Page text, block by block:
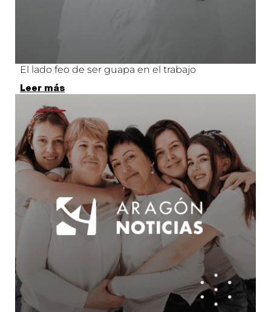
El lado feo de ser guapa en el trabajo
Leer más